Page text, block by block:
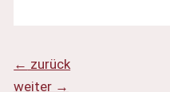
← zurück
weiter →